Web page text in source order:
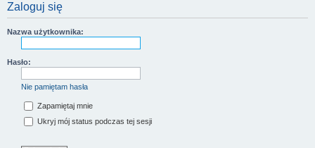
Zaloguj się
Nazwa użytkownika:
Hasło:
Nie pamiętam hasła
Zapamiętaj mnie
Ukryj mój status podczas tej sesji